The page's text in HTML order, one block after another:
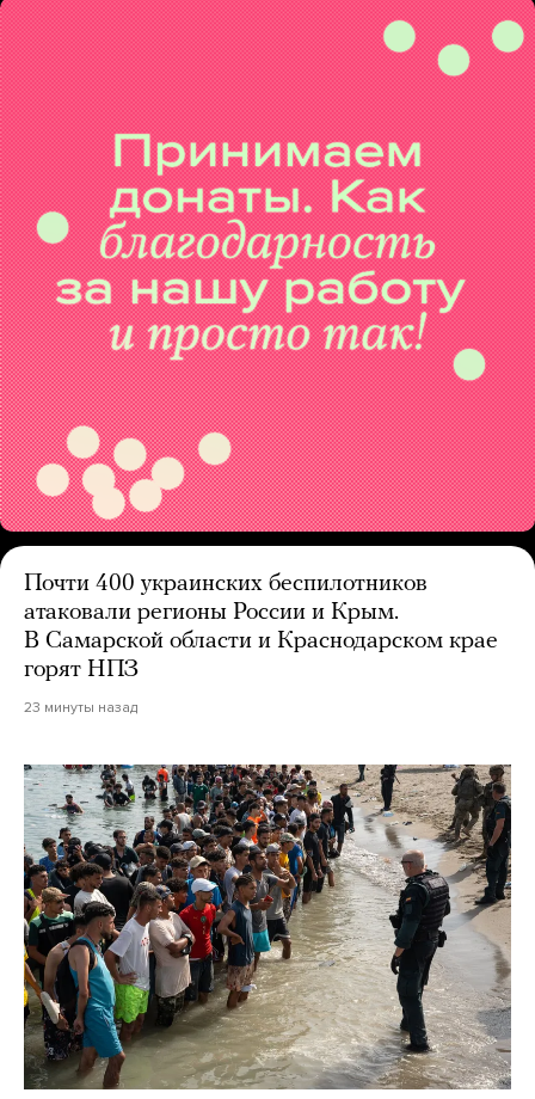
Почти 400 украинских беспилотников
атаковали регионы России и Крым.
В Самарской области и Краснодарском крае
горят НПЗ
23 минуты назад